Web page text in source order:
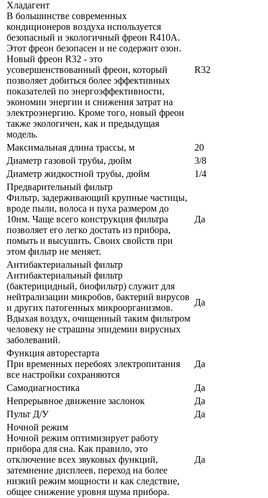
Хладагент
В большинстве современных
кондиционеров воздуха используется
безопасный и экологичный фреон R410A.
Этот фреон безопасен и не содержит озон.
Новый фреон R32 - это
усовершенствованный фреон, который
позволяет добиться более эффективных
показателей по энергоэффективности,
экономии энергии и снижения затрат на
электроэнергию. Кроме того, новый фреон
также экологичен, как и предыдущая
модель.
R32
Максимальная длина трассы, м
20
Диаметр газовой трубы, дюйм
3/8
Диаметр жидкостной трубы, дюйм
1/4
Предварительный фильтр
Фильтр, задерживающий крупные частицы,
вроде пыли, волоса и пуха размером до
10нм. Чаще всего конструкция фильтра
позволяет его легко достать из прибора,
помыть и высушить. Своих свойств при
этом фильтр не меняет.
Да
Антибактериальный фильтр
Антибактериальный фильтр
(бактерицидный, биофильтр) служит для
нейтрализации микробов, бактерий вирусов
и других патогенных микроорганизмов.
Вдыхая воздух, очищенный таким фильтром
человеку не страшны эпидемии вирусных
заболеваний.
Да
Функция авторестарта
При временных перебоях электропитания
все настройки сохраняются
Да
Самодиагностика
Да
Непрерывное движение заслонок
Да
Пульт Д/У
Да
Ночной режим
Ночной режим оптимизирует работу
прибора для сна. Как правило, это
отключение всех звуковых функций,
затемнение дисплеев, переход на более
низкий режим мощности и как следствие,
общее снижение уровня шума прибора.
Да